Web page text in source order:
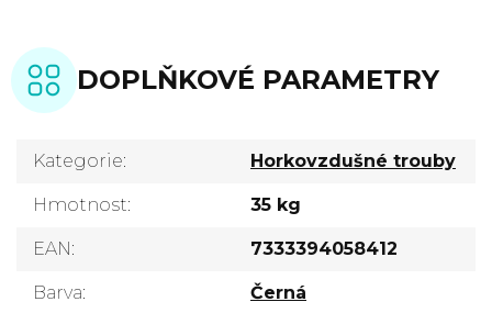
DOPLŇKOVÉ PARAMETRY
Kategorie: Horkovzdušné trouby
Hmotnost: 35 kg
EAN: 7333394058412
Barva: Černá